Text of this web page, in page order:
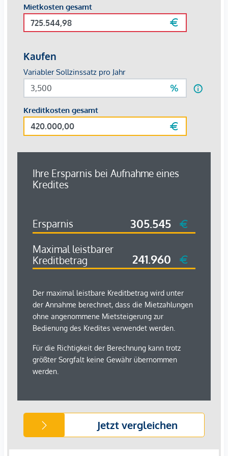
Betriebskosten Warmwasser: EUR 0,25/m²
Betriebskosten Kaltwasser: EUR 0,30/m²
Diverse Nutzungsmöglichkeiten!
Büro
Fitness / Gym
Tanzstudio / Yogaraum
Kindertagesstätte
Shop
Friseur
Massage / Physio etc.
Es besteht die Möglichkeit eine zusätzliche ca. 85 m²
Lagerfläche (€ 1.180,18 Brutto/Monat) anzumieten. Ebenso
Weitere Detailunterlagen stellen wir auf Anfrage gerne zur
Verfügung.
GmbH zustande. Das Objekt wird von einem externen
Immobilienunternehmen angeboten. Allfällige aus dem
Vertragsabschluss resultierende Rechte sind ausschließlich
gegenüber dem anbietenden Immobilienunternehmen
gemachten Angaben und Informationen lediglich
unverbindliche Vorabinformationen sind und daher ohne
den Vermieter tätig ist.